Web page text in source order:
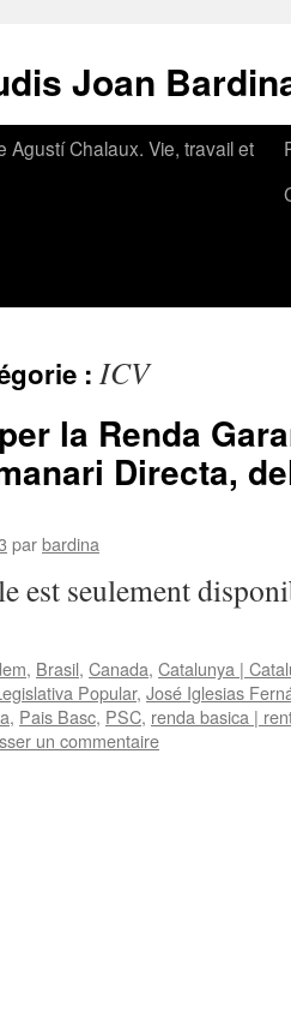
Joan
Agustí Chalaux. Vie, travail et
: ICV
la Renda
Directa,
parbardina
est seulement
, Brasil, Canada, Catalunya |
Popular, José Iglesias
, Pais Basc, PSC, renda basica |
un commentaire